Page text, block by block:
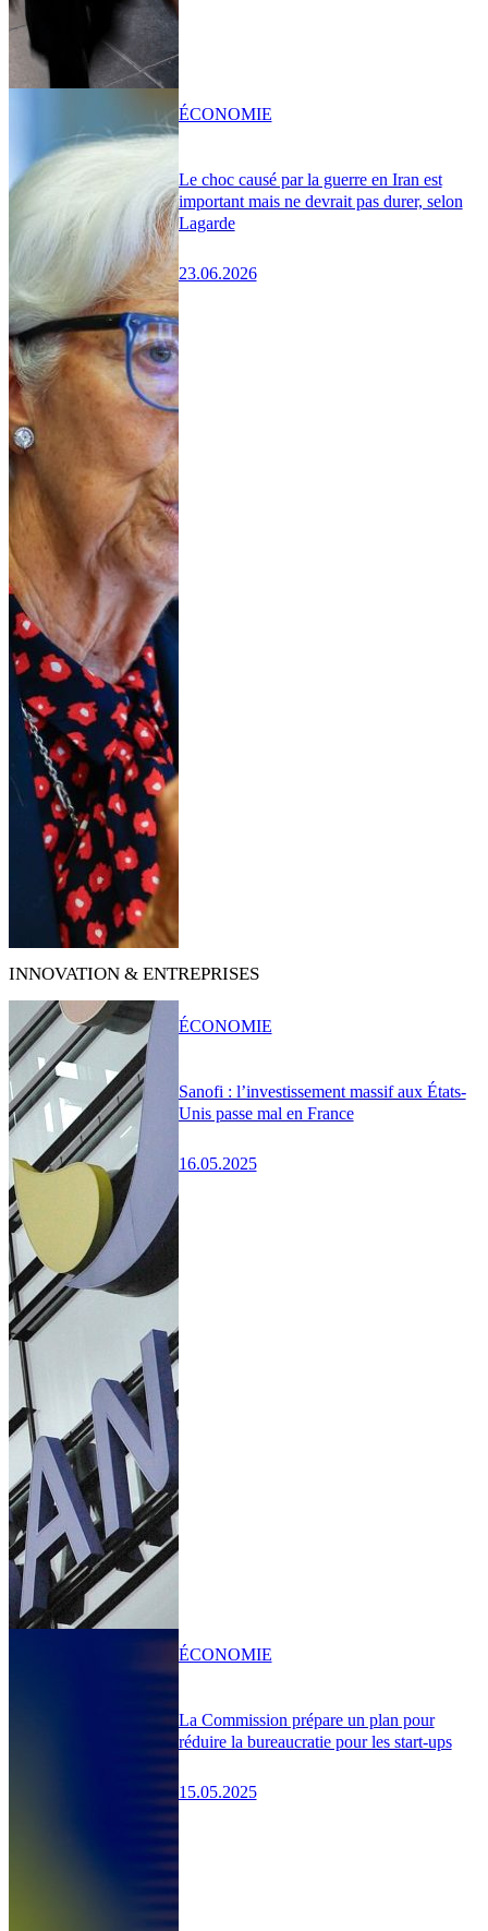
Le choc causé par la guerre en Iran est
important mais ne devrait pas durer, selon
Lagarde
23.06.2026
ÉCONOMIE
INNOVATION & ENTREPRISES
Sanofi : l’investissement massif aux États-
Unis passe mal en France
16.05.2025
ÉCONOMIE
La Commission prépare un plan pour
réduire la bureaucratie pour les start-ups
15.05.2025
ÉCONOMIE